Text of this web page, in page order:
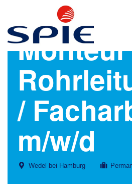
/
m/w/d
Wedel bei Hamburg